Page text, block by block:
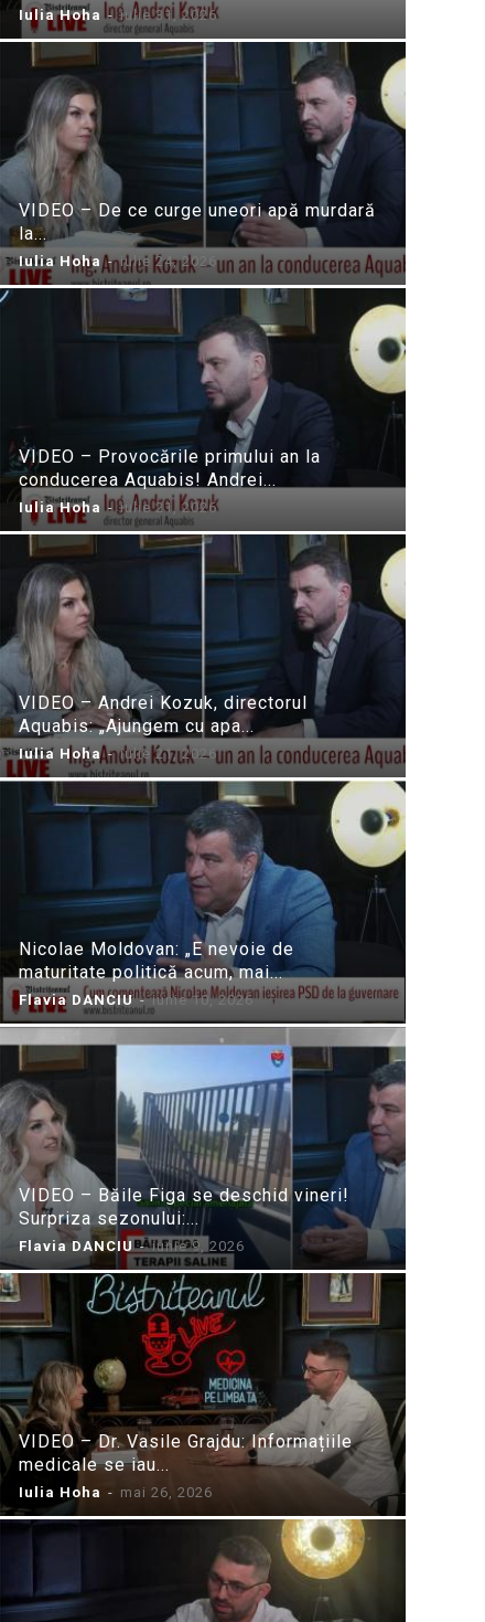
Iulia Hoha - iulie 31, 2026
VIDEO – De ce curge uneori apă murdară
la...
Iulia Hoha - iulie 24, 2026
VIDEO – Provocările primului an la
conducerea Aquabis! Andrei...
Iulia Hoha - iulie 21, 2026
VIDEO – Andrei Kozuk, directorul
Aquabis: „Ajungem cu apa...
Iulia Hoha - iulie 21, 2026
Nicolae Moldovan: „E nevoie de
maturitate politică acum, mai...
Flavia DANCIU - iunie 10, 2026
VIDEO – Băile Figa se deschid vineri!
Surpriza sezonului:...
Flavia DANCIU - iunie 9, 2026
VIDEO – Dr. Vasile Grajdu: Informațiile
medicale se iau...
Iulia Hoha - mai 26, 2026